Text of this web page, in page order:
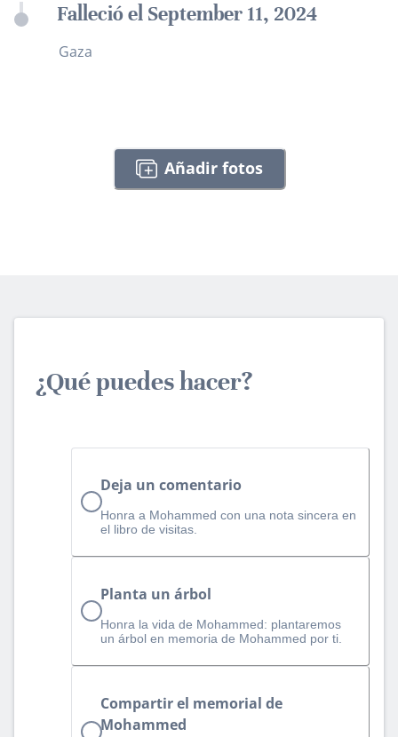
Falleció el September 11, 2024
Gaza
Añadir fotos
¿Qué puedes hacer?
Deja un comentario
Honra a Mohammed con una nota sincera en
el libro de visitas.
Planta un árbol
Honra la vida de Mohammed: plantaremos
un árbol en memoria de Mohammed por ti.
Compartir el memorial de
Mohammed